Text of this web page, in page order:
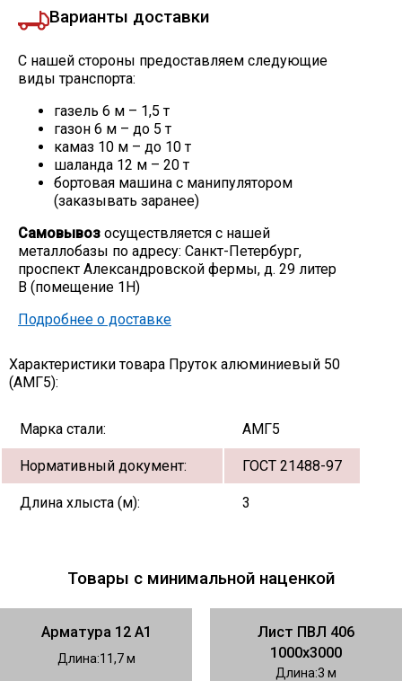
Варианты доставки
С нашей стороны предоставляем следующие
виды транспорта:
газель 6 м – 1,5 т
газон 6 м – до 5 т
камаз 10 м – до 10 т
шаланда 12 м – 20 т
бортовая машина с манипулятором
(заказывать заранее)
Самовывоз осуществляется с нашей
металлобазы по адресу: Санкт-Петербург,
проспект Александровской фермы, д. 29 литер
В (помещение 1Н)
Подробнее о доставке
Характеристики товара Пруток алюминиевый 50
(АМГ5):
Марка стали: АМГ5
Нормативный документ: ГОСТ 21488-97
Длина хлыста (м): 3
Товары с минимальной наценкой
Арматура 12 А1
Длина 11,7
Лист ПВЛ 406
1000х3000
Длина 3